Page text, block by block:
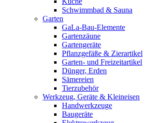
Schwimmbad & Sauna
Garten
GaLa-Bau-Elemente
Gartenzäune
Gartengeräte
Pflanzgefäße & Zierartikel
Garten- und Freizeitartikel
Dünger, Erden
Sämereien
Tierzubehör
Werkzeug, Geräte & Kleineisen
Handwerkzeuge
Baugeräte